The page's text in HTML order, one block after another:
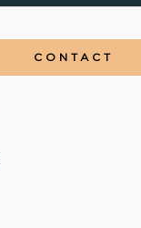
CONTACT